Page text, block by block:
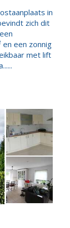
in
zich dit
een zonnig
met lift